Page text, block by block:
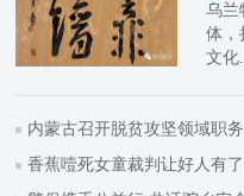
乌兰
体，
文化
内蒙古召开脱贫攻坚领域职
香蕉噎死女童裁判让好人有